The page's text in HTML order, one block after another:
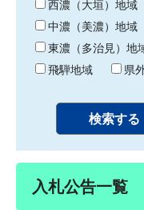
西濃（大垣）地域
中濃（美濃）地域
東濃（多治見）地
飛騨地域
県
入札公告一覧